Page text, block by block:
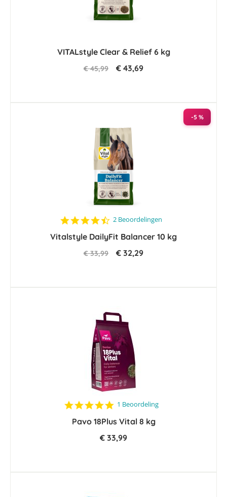
VITALstyle Clear & Relief 6 kg
€ 45,99 € 43,69
-5 %
4.5
rating
2 Beoordelingen
Vitalstyle DailyFit Balancer 10 kg
€ 33,99 € 32,29
5.0
rating
1 Beoordeling
Pavo 18Plus Vital 8 kg
€ 33,99